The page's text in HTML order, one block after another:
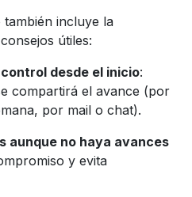
incluye la
útiles:
desde el inicio:
compartirá el avance (por
por mail o chat).
aunque no haya avances
y evita